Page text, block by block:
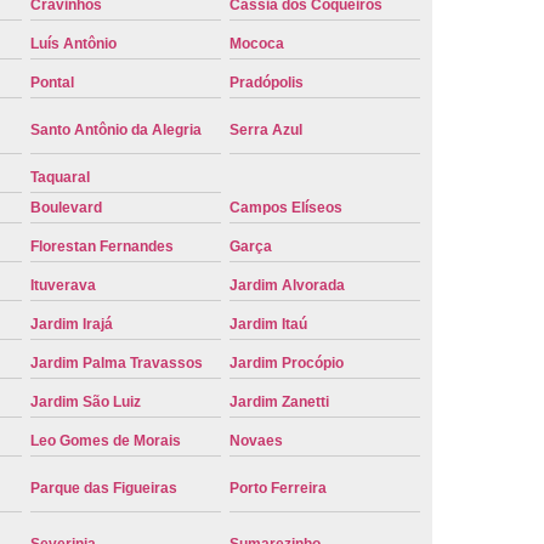
Placa Nova Carro
Veicular
Placa Veicular Amarela
Cinza
Placa Veicular Cravinhos
Veicular Verde
Placa Veicular Vermelha
de Placa Automotiva Cravinhos
Preto
Reforma de Placa Carro
Automotiva
Reforma Placa Carro
Reformar Placa de Veículo
Serviço de Reforma de Placa Veicular
Cravinhos Cássia dos Coqueiros
Luís Antônio Mococa
Pontal Pradópolis
Santo Antônio da Alegria Serra Azul
Taquaral
Boulevard Campos Elíseos
Florestan Fernandes Garça
Ituverava Jardim Alvorada
Jardim Irajá Jardim Itaú
Jardim Palma Travassos Jardim Procópio
Jardim São Luiz Jardim Zanetti
Leo Gomes de Morais Novaes
Parque das Figueiras Porto Ferreira